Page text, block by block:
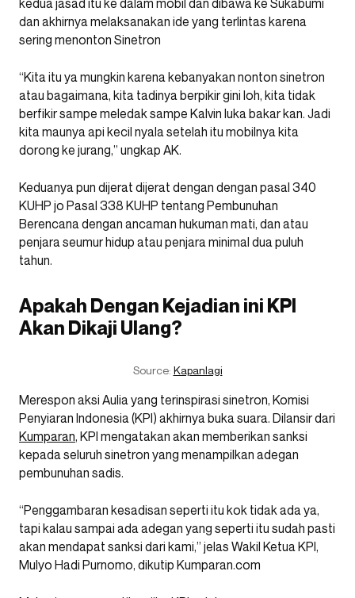
kedua jasad itu ke dalam mobil dan dibawa ke Sukabumi
dan akhirnya melaksanakan ide yang terlintas karena
sering menonton Sinetron
“Kita itu ya mungkin karena kebanyakan nonton sinetron
atau bagaimana, kita tadinya berpikir gini loh, kita tidak
berfikir sampe meledak sampe Kalvin luka bakar kan. Jadi
kita maunya api kecil nyala setelah itu mobilnya kita
dorong ke jurang,” ungkap AK.
Keduanya pun dijerat dijerat dengan dengan pasal 340
KUHP jo Pasal 338 KUHP tentang Pembunuhan
Berencana dengan ancaman hukuman mati, dan atau
penjara seumur hidup atau penjara minimal dua puluh
tahun.
Apakah Dengan Kejadian ini KPI
Akan Dikaji Ulang?
Source: Kapanlagi
Merespon aksi Aulia yang terinspirasi sinetron, Komisi
Penyiaran Indonesia (KPI) akhirnya buka suara. Dilansir dari
Kumparan, KPI mengatakan akan memberikan sanksi
kepada seluruh sinetron yang menampilkan adegan
pembunuhan sadis.
“Penggambaran kesadisan seperti itu kok tidak ada ya,
tapi kalau sampai ada adegan yang seperti itu sudah pasti
akan mendapat sanksi dari kami,” jelas Wakil Ketua KPI,
Mulyo Hadi Purnomo, dikutip Kumparan.com